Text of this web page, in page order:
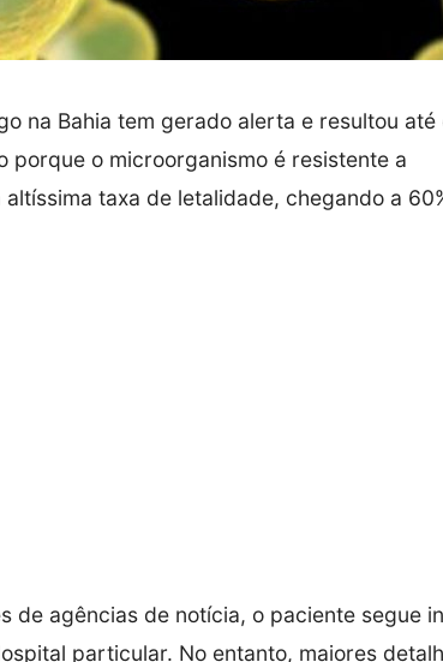
na Bahia tem gerado alerta e resultou até
porque o microorganismo é resistente a
taxa de letalidade, chegando a
de agências de notícia, o paciente segue
particular. No entanto, maiores